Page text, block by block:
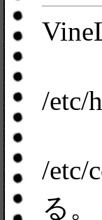
/etc/
/etc/
る。